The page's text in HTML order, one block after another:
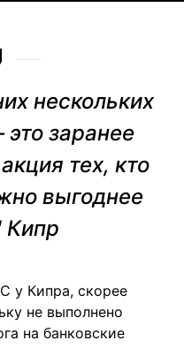
нескольких
заранее
тех, кто
выгоднее
Кипр
у Кипра, скорее
не выполнено
на банковские